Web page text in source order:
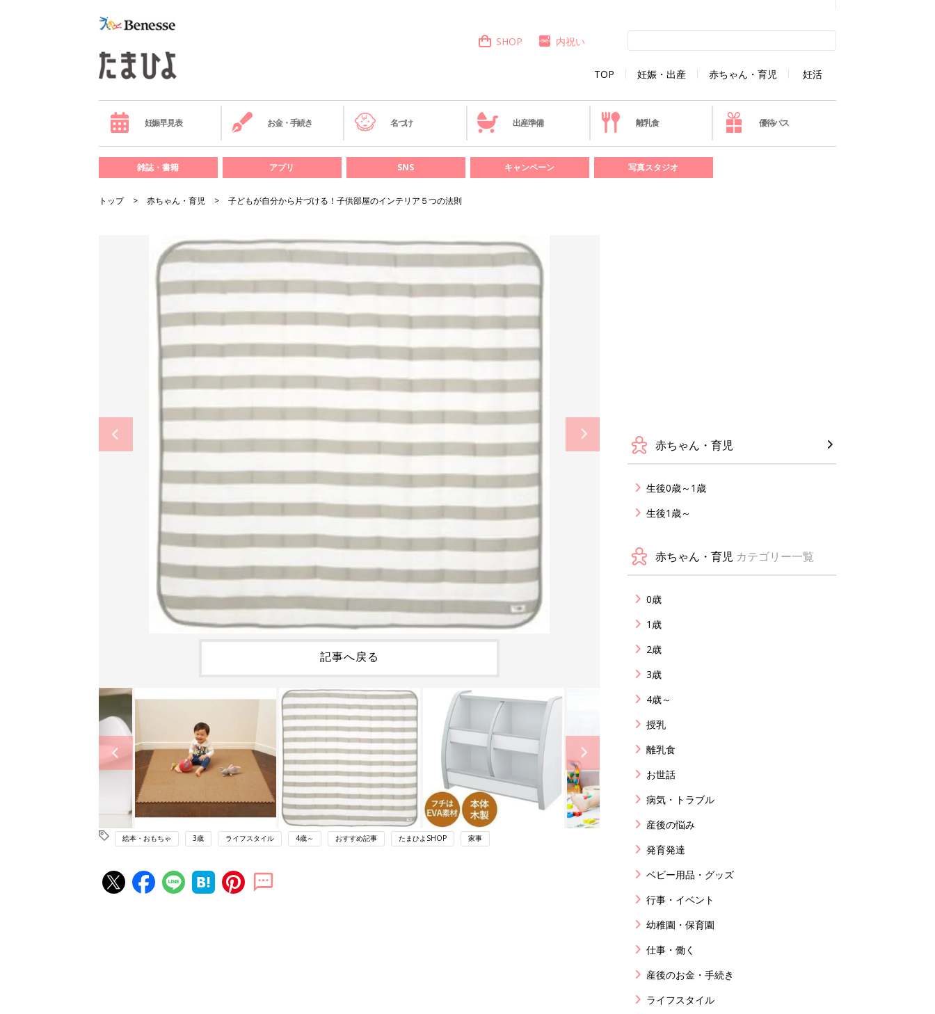
TOP 妊娠・出産 赤ちゃん・育児 妊活
SHOP 内祝い
妊娠早見表 お金・手続き 名づけ 出産準備 離乳食 優待パス
雑誌・書籍 アプリ SNS キャンペーン 写真スタジオ
トップ 赤ちゃん・育児 子どもが自分から片づける！子供部屋のインテリア５つの法則
記事へ戻る
絵本・おもちゃ 3歳 ライフスタイル 4歳～ おすすめ記事 たまひよSHOP 家事
赤ちゃん・育児
生後0歳～1歳
生後1歳～
赤ちゃん・育児 カテゴリー一覧
0歳
1歳
2歳
3歳
4歳～
授乳
離乳食
お世話
病気・トラブル
産後の悩み
発育発達
ベビー用品・グッズ
行事・イベント
幼稚園・保育園
仕事・働く
産後のお金・手続き
ライフスタイル